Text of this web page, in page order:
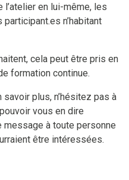
l’atelier en lui-même, les
n’habitant
cela peut être pris en
formation continue.
plus, n’hésitez pas à
vous en dire
à toute personne
être intéressées.